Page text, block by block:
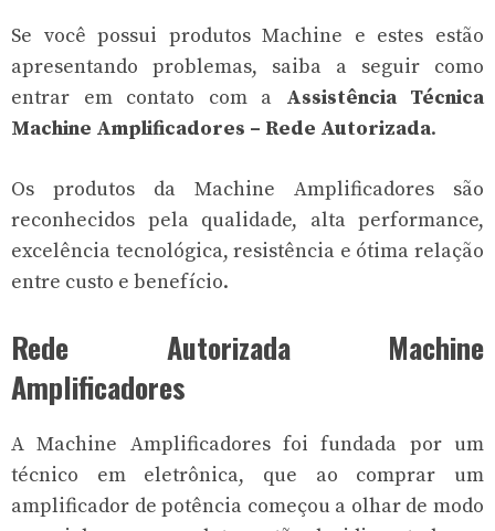
Se você possui produtos Machine e estes estão
apresentando problemas, saiba a seguir como
entrar em contato com a Assistência Técnica
Machine Amplificadores – Rede Autorizada.
Os produtos da Machine Amplificadores são
reconhecidos pela qualidade, alta performance,
excelência tecnológica, resistência e ótima relação
entre custo e benefício.
Rede Autorizada Machine
Amplificadores
A Machine Amplificadores foi fundada por um
técnico em eletrônica, que ao comprar um
amplificador de potência começou a olhar de modo